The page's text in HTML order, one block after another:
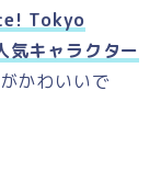
Tokyo
キャラクター
かわいいで